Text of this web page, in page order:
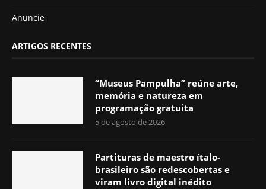
Anuncie
ARTIGOS RECENTES
“Museus Pampulha” reúne arte,
memória e natureza em
programação gratuita
5 de agosto de 2026
Partituras de maestro ítalo-
brasileiro são redescobertas e
viram livro digital inédito